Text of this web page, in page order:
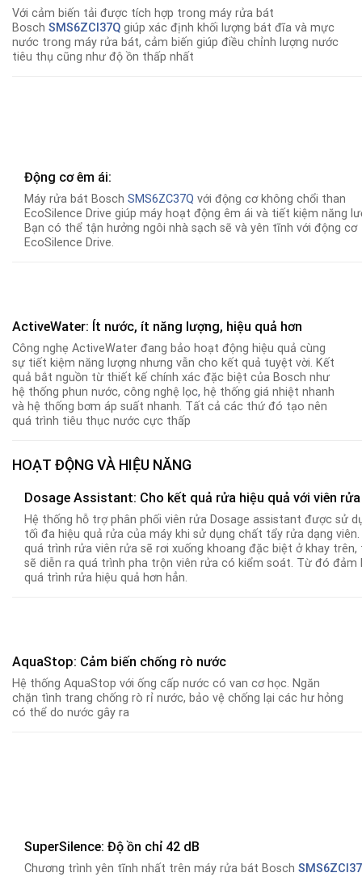
Với cảm biến tải được tích hợp trong máy rửa bát
Bosch SMS6ZCI37Q giúp xác định khối lượng bát đĩa và mực
nước trong máy rửa bát, cảm biến giúp điều chỉnh lượng nước
tiêu thụ cũng như độ ồn thấp nhất
Động cơ êm ái:
Máy rửa bát BoschSMS6ZC37Q với động cơ không chổi than
EcoSilence Drive giúp máy hoạt động êm ái và tiết kiệm năng
Bạn có thể tận hưởng ngôi nhà sạch sẽ và yên tĩnh với động cơ
EcoSilence Drive.
ActiveWater: Ít nước, ít năng lượng, hiệu quả hơn
Công nghẹ ActiveWater đang bảo hoạt động hiệu quả cùng
sự tiết kiệm năng lượng nhưng vẫn cho kết quả tuyệt vời. Kết
quả bắt nguồn từ thiết kế chính xác đặc biệt của Bosch như
hệ thống phun nước, công nghệ lọc, hệ thống giá nhiệt nhanh
và hệ thống bơm áp suất nhanh. Tất cả các thứ đó tạo nên
quá trình tiêu thục nước cực thấp
HOẠT ĐỘNG VÀ HIỆU NĂNG
Dosage Assistant: Cho kết quả rửa hiệu quả với viên rửa
Hệ thống hỗ trợ phân phối viên rửa Dosage assistant được sử
tối đa hiệu quả rửa của máy khi sử dụng chất tẩy rửa dạng
quá trình rửa viên rửa sẽ rơi xuống khoang đặc biệt ở khay
sẽ diễn ra quá trình pha trộn viên rửa có kiểm soát. Từ đó đảm
quá trình rửa hiệu quả hơn hẳn.
AquaStop: Cảm biến chống rò nước
Hệ thống AquaStop với ống cấp nước có van cơ học. Ngăn
chặn tình trang chống rò rỉ nước, bảo vệ chống lại các hư hỏng
có thể do nước gây ra
SuperSilence: Độ ồn chỉ 42 dB
Chương trình yên tĩnh nhất trên máy rửa bát Bosch